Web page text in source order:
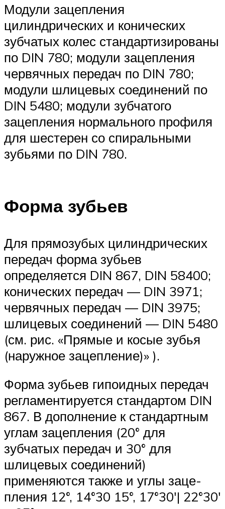
Модули зацепления
цилиндрических и ко­нических
зубчатых колес стандартизированы
по DIN 780; модули зацепления
червячных пе­редач по DIN 780;
модули шлицевых соедине­ний по
DIN 5480; модули зубчатого
зацепле­ния нормального профиля
для шестерен со спиральными
зубьями по DIN 780.
Форма зубьев
Для прямозубых цилиндрических
передач форма зубьев
определяется DIN 867, DIN 58400;
конических передач — DIN 3971;
чер­вячных передач — DIN 3975;
шлицевых соеди­нений — DIN 5480
(см. рис. «Прямые и косые зубья
(наружное зацепление)» ).
Форма зубьев гипоидных передач
регла­ментируется стандартом DIN
867. В допол­нение к стандартным
углам зацепления (20° для
зубчатых передач и 30° для
шлицевых соединений)
применяются также и углы заце­
пления 12°, 14°30 15°, 17°30′| 22°30′